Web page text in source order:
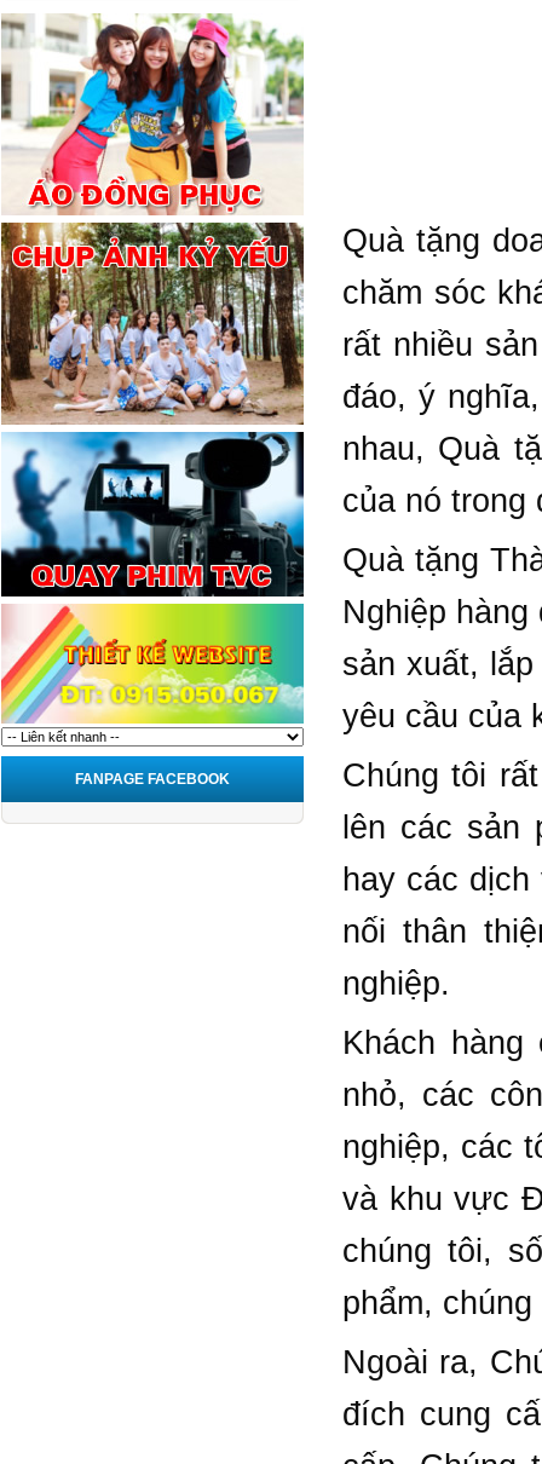
FANPAGE FACEBOOK
Quà tặng
chăm sóc
rất nhiều
đáo, ý
nhau, Quà
của nó trong
Quà tặng
Nghiệp
sản xuất,
yêu cầu của
Chúng tôi
lên các sản
hay các
nối thân
nghiệp.
Khách
nhỏ, các
nghiệp, các
và khu vực
chúng tôi,
phẩm,
Ngoài ra,
đích cung